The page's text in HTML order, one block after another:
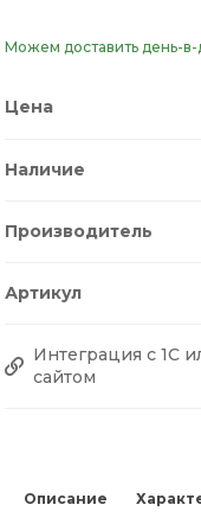
Можем доставить день-
Цена
Наличие
Производитель
Артикул
Интеграция с 1С
сайтом
Описание